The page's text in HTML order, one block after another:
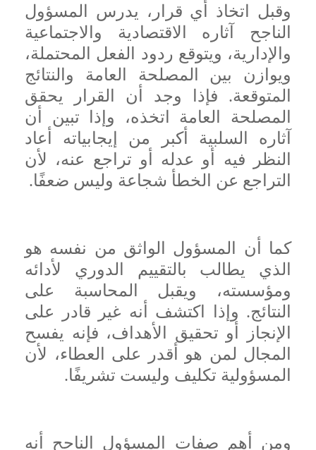
وقبل اتخاذ أي قرار، يدرس المسؤول
الناجح آثاره الاقتصادية والاجتماعية
والإدارية، ويتوقع ردود الفعل المحتملة،
ويوازن بين المصلحة العامة والنتائج
المتوقعة. فإذا وجد أن القرار يحقق
المصلحة العامة اتخذه، وإذا تبين أن
آثاره السلبية أكبر من إيجابياته أعاد
النظر فيه أو عدله أو تراجع عنه، لأن
التراجع عن الخطأ شجاعة وليس ضعفًا.
كما أن المسؤول الواثق من نفسه هو
الذي يطالب بالتقييم الدوري لأدائه
ومؤسسته، ويقبل المحاسبة على
النتائج. وإذا اكتشف أنه غير قادر على
الإنجاز أو تحقيق الأهداف، فإنه يفسح
المجال لمن هو أقدر على العطاء، لأن
المسؤولية تكليف وليست تشريفًا.
ومن أهم صفات المسؤول الناجح أنه